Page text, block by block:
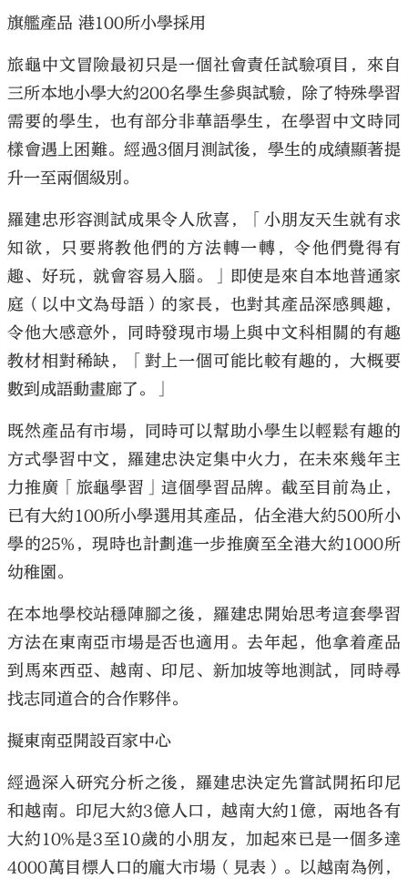
旗艦產品 港100所小學採用
旅龜中文冒險最初只是一個社會責任試驗項目，來自
三所本地小學大約200名學生參與試驗，除了特殊學習
需要的學生，也有部分非華語學生，在學習中文時同
樣會遇上困難。經過3個月測試後，學生的成績顯著提
升一至兩個級別。
羅建忠形容測試成果令人欣喜，「小朋友天生就有求
知欲，只要將教他們的方法轉一轉，令他們覺得有
趣、好玩，就會容易入腦。」即使是來自本地普通家
庭（以中文為母語）的家長，也對其產品深感興趣，
令他大感意外，同時發現市場上與中文科相關的有趣
教材相對稀缺，「對上一個可能比較有趣的，大概要
數到成語動畫廊了。」
既然產品有市場，同時可以幫助小學生以輕鬆有趣的
方式學習中文，羅建忠決定集中火力，在未來幾年主
力推廣「旅龜學習」這個學習品牌。截至目前為止，
已有大約100所小學選用其產品，佔全港大約500所小
學的25%，現時也計劃進一步推廣至全港大約1000所
幼稚園。
在本地學校站穩陣腳之後，羅建忠開始思考這套學習
方法在東南亞市場是否也適用。去年起，他拿着產品
到馬來西亞、越南、印尼、新加坡等地測試，同時尋
找志同道合的合作夥伴。
擬東南亞開設百家中心
經過深入研究分析之後，羅建忠決定先嘗試開拓印尼
和越南。印尼大約3億人口，越南大約1億，兩地各有
大約10%是3至10歲的小朋友，加起來已是一個多達
4000萬目標人口的龐大市場（見表）。以越南為例，